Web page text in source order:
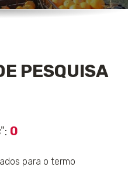
PESQUISA
": 0
para o termo